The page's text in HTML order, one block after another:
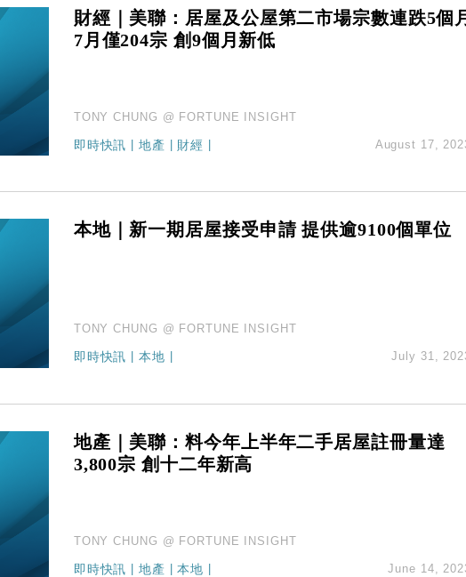
財經｜美聯：居屋及公屋第二市場宗數連跌5個
7月僅204宗 創9個月新低
TONY CHUNG @ FORTUNE INSIGHT
即時快訊 |地產 財經 August 17,
本地｜新一期居屋接受申請 提供逾9100個單位
TONY CHUNG @ FORTUNE INSIGHT
即時快訊 |本地 July 31,
地產｜美聯：料今年上半年二手居屋註冊量達
3,800宗 創十二年新高
TONY CHUNG @ FORTUNE INSIGHT
即時快訊 |地產 |本地 June 14,